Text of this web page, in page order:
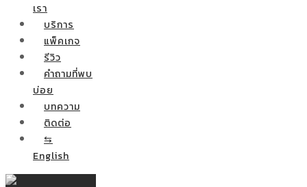
เรา
บริการ
แพ็คเกจ
รีวิว
คำถามที่พบ
บ่อย
บทความ
ติดต่อ
⇆
English